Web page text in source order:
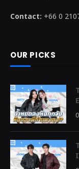
Contact: +66 0
OUR PICKS